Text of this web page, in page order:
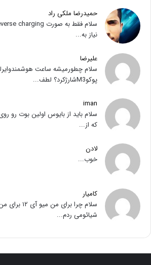
حمیدرضا ملکی راد
نیاز به...
علیرضا
سلام چطورمیشه ساعت
پوکوM3شارژکرد؟ لطف...
iman
سلام باید از بایوس اولین بوت رو
که از...
لادن
خوب...
کامیار
سلام چرا
شیائومی ردم...